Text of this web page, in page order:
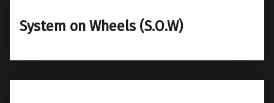
System on Wheels (S.O.W)